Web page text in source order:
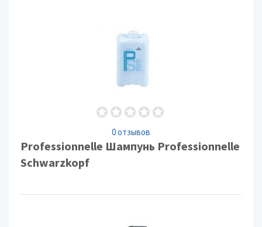
0 отзывов
Professionnelle Шампунь Professionnelle
Schwarzkopf